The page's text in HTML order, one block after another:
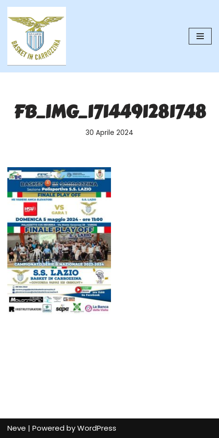
contenuto
FB_IMG_1714491281748
30 Aprile 2024
Neve | Powered byWordPress